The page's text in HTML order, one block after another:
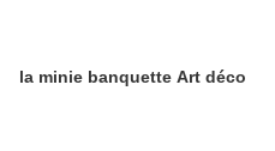
la minie banquette Art déco